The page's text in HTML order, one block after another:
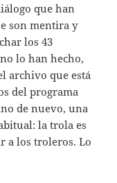
que han
son mentira y
los 43
lo han hecho,
archivo que está
del programa
de nuevo, una
la trola es
a los troleros. Lo